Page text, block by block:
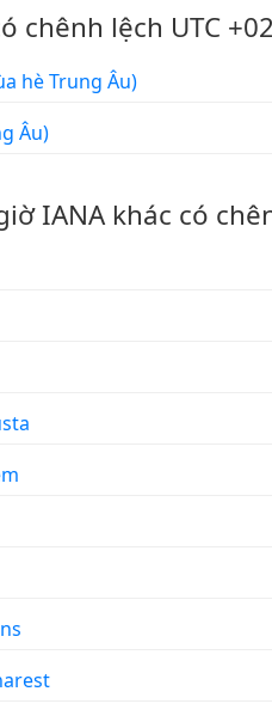
chênh lệch UTC
mùa hè Trung Âu)
Âu)
IANA khác có